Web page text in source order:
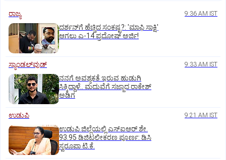
ರಾಜ್ಯ 9:36 AM IST
ದರ್ಶನ್‌ಗೆ ಹೆಚ್ಚಿದ ಸಂಕಷ್ಟ?: 'ಮಾಫಿ ಸಾಕ್ಷಿ'
ಆಗಲು ಎ-14 ಪ್ರದೋಷ್ ಅರ್ಜಿ!
ಸ್ಯಾಂಡಲ್‌ವುಡ್‌ 9:33 AM IST
ನನಗೆ ಅವಶ್ಯಕತೆ ಇರುವ ಹುಡುಗಿ
ಸಿಕ್ಕಿದ್ದಾಳೆ.. ಮದುವೆಗೆ ಸಜ್ಜಾದ ರಾಕೇಶ್
ಅಡಿಗ
ಉಡುಪಿ 9:21 AM IST
ಉಡುಪಿ ಜಿಲ್ಲೆಯಲ್ಲಿ ಎಸ್‌ಐಆರ್‌ ಶೇ.
93.95 ಡಿಜಿಟಲೀಕರಣ ಪೂರ್ಣ: ಡಿಸಿ
ಸ್ವರೂಪಾ ಟಿ.ಕೆ.